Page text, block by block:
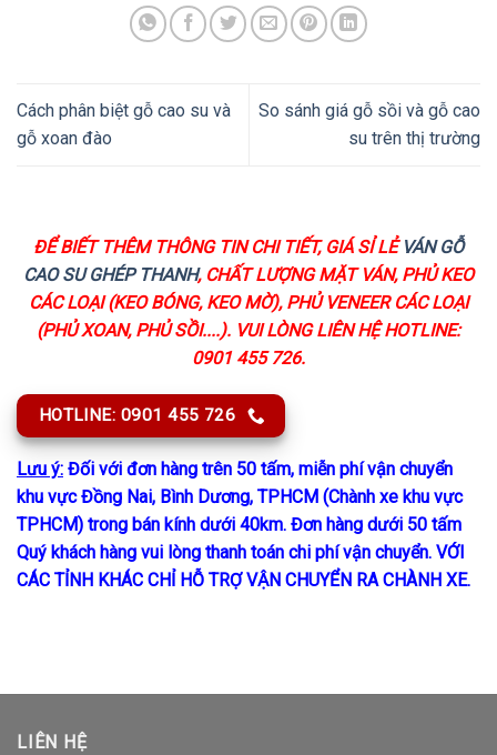
Cách phân biệt gỗ cao su và
gỗ xoan đào
So sánh giá gỗ sồi và gỗ cao
su trên thị trường
ĐỂ BIẾT THÊM THÔNG TIN CHI TIẾT, GIÁ SỈ LẺ VÁN GỖ
CAO SU GHÉP THANH, CHẤT LƯỢNG MẶT VÁN, PHỦ KEO
CÁC LOẠI (KEO BÓNG, KEO MỜ), PHỦ VENEER CÁC LOẠI
(PHỦ XOAN, PHỦ SỒI....). VUI LÒNG LIÊN HỆ HOTLINE:
0901 455 726.
HOTLINE: 0901 455 726
Lưu ý: Đối với đơn hàng trên 50 tấm, miễn phí vận chuyển
khu vực Đồng Nai, Bình Dương, TPHCM (Chành xe khu vực
TPHCM) trong bán kính dưới 40km. Đơn hàng dưới 50 tấm
Quý khách hàng vui lòng thanh toán chi phí vận chuyển. VỚI
CÁC TỈNH KHÁC CHỈ HỖ TRỢ VẬN CHUYỂN RA CHÀNH XE.
LIÊN HỆ